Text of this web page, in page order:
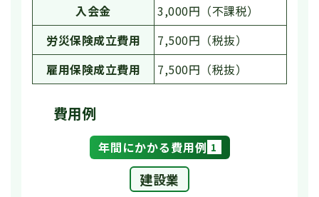
入会金
3,000円（不課税）
労災保険成立費用
7,500円（税抜）
雇用保険成立費用
7,500円（税抜）
費用例
年間にかかる費用例 1
建設業